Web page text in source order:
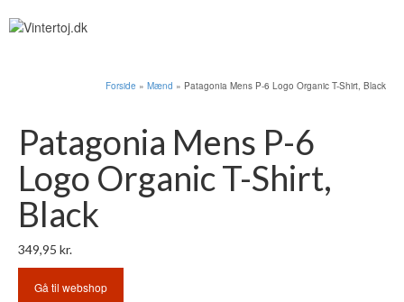
Forside » Mænd » Patagonia Mens P-6 Logo Organic T-Shirt, Black
Patagonia Mens P-6
Logo Organic T-Shirt,
Black
349,95 kr.
Gå til webshop